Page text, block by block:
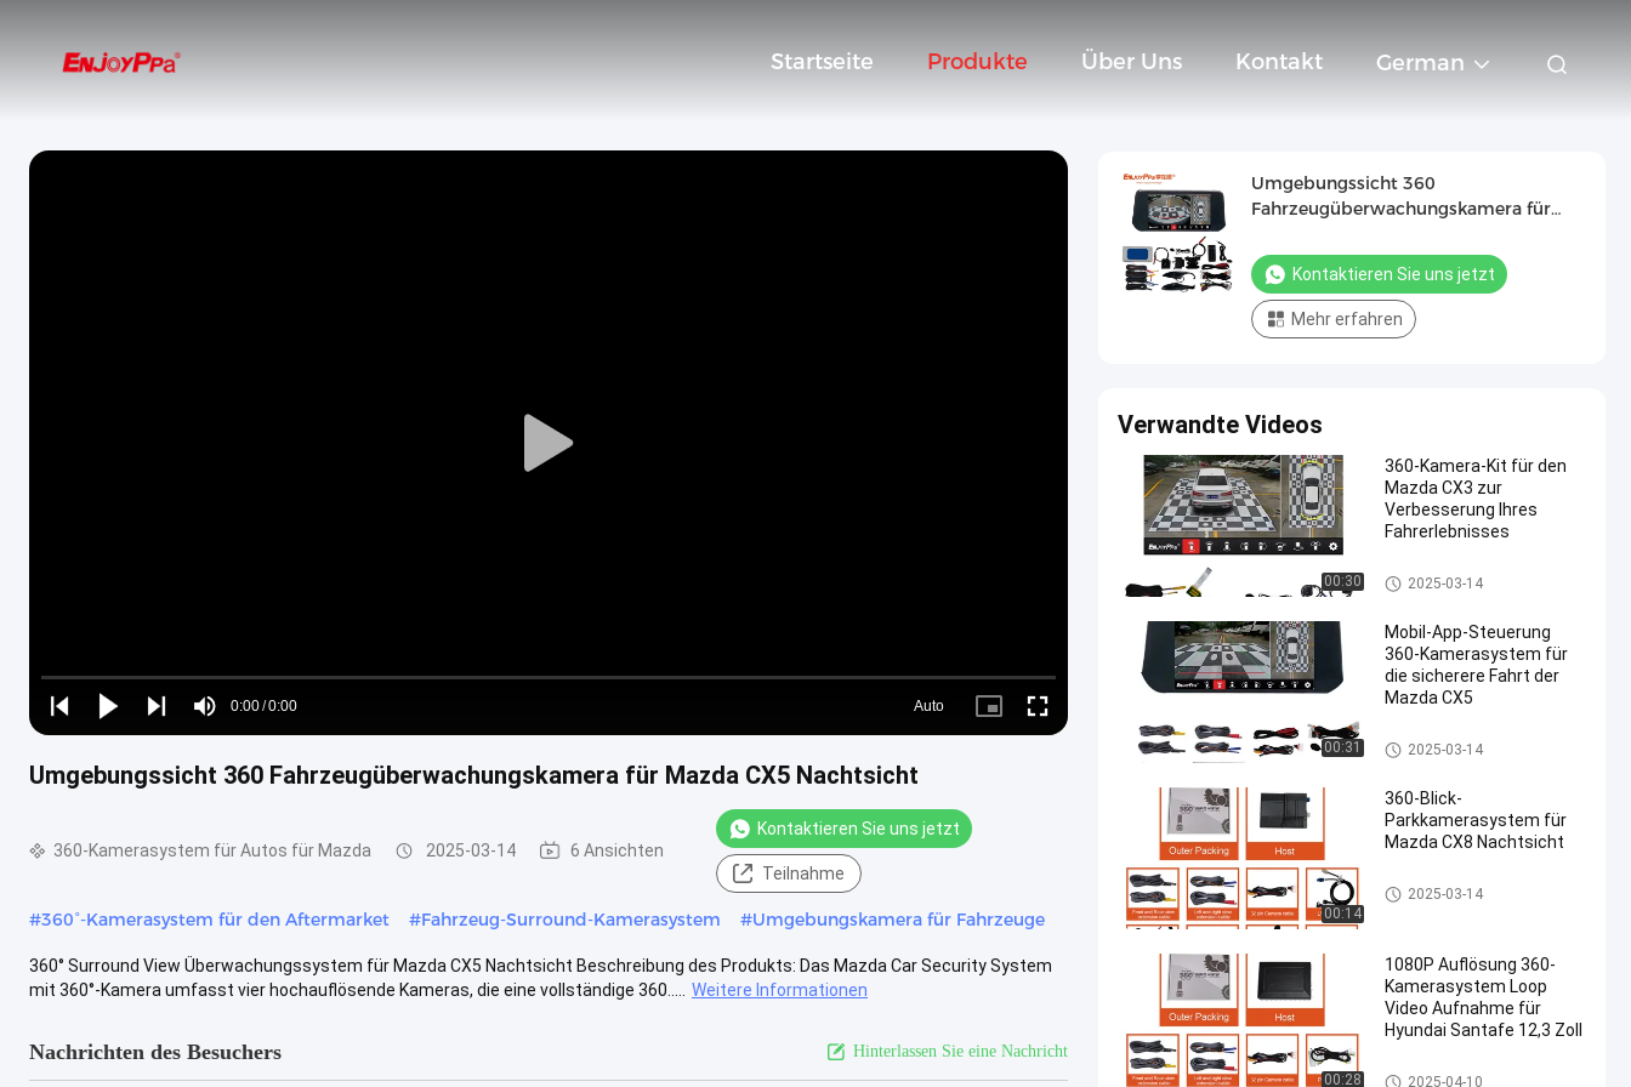
Startseite Produkte Über Uns Kontakt German
Play
Play
Play
Play
Mute
Time
0:00/0:00
Loaded:
0%
Auto
Picture- Fullscreen
Umgebungssicht 360 Fahrzeugüberwachungskamera für Mazda CX5 Nachtsicht
360-Kamerasystem für Autos für Mazda 2025-03-14 6 Ansichten
Kontaktieren Sie uns jetzt
Teilnahme
#360°-Kamerasystem für den Aftermarket #Fahrzeug-Surround-Kamerasystem #Umgebungskamera für Fahrzeuge
360° Surround View Überwachungssystem für Mazda CX5 Nachtsicht Beschreibung des Produkts: Das Mazda Car Security System
mit 360°-Kamera umfasst vier hochauflösende Kameras, die eine vollständige 360.....
Weitere Informationen
Nachrichten des Besuchers Hinterlassen Sie eine Nachricht
Umgebungssicht 360
Fahrzeugüberwachungskamera für
Kontaktieren Sie uns jetzt
Mehr erfahren
Verwandte Videos
00:30
360-Kamera-Kit für den
Mazda CX3 zur
Verbesserung Ihres
Fahrerlebnisses
360-Kamerasystem für Autos
für Mazda
2025-03-14
00:31
Mobil-App-Steuerung
360-Kamerasystem für
die sicherere Fahrt der
Mazda CX5
360-Kamerasystem für Autos
für Mazda
2025-03-14
00:14
360-Blick-
Parkkamerasystem für
Mazda CX8 Nachtsicht
360-Kamerasystem für Autos
für Mazda
2025-03-14
00:28
1080P Auflösung 360-
Kamerasystem Loop
Video Aufnahme für
Hyundai Santafe 12,3 Zoll
360-Kamerasystem für Hyund
2025-04-10